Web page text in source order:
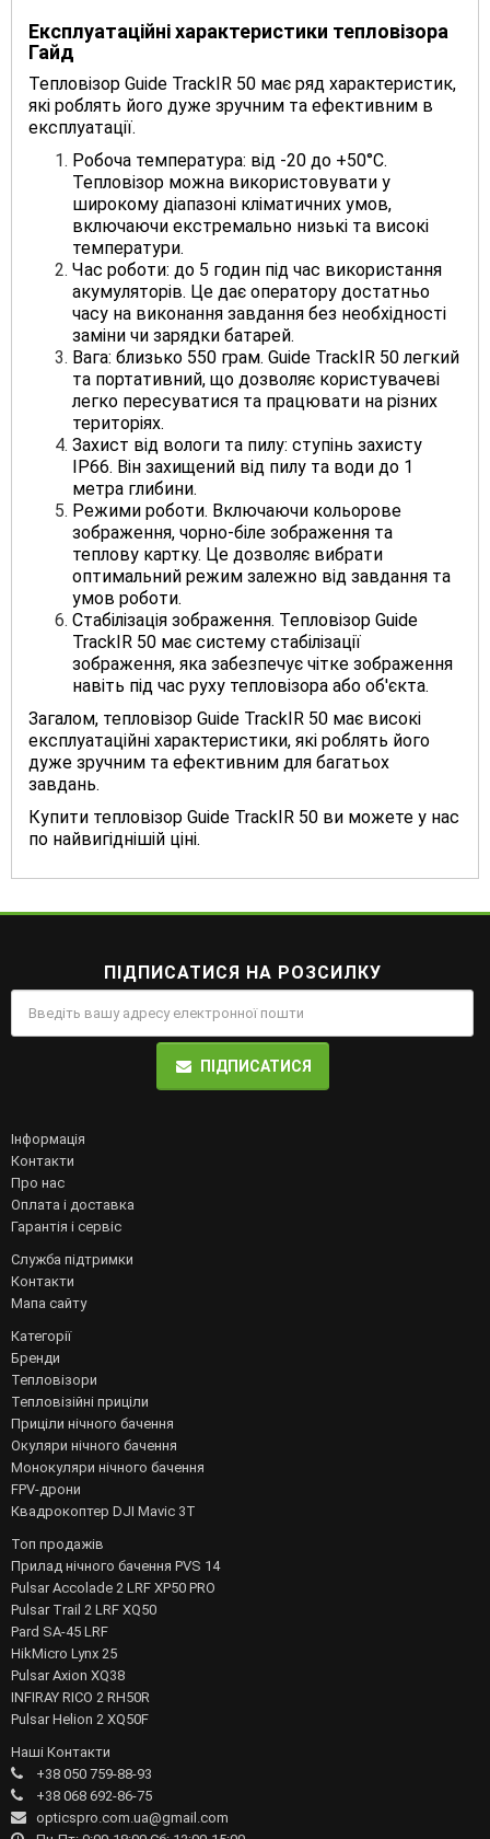
Експлуатаційні характеристики тепловізора
Гайд
Тепловізор Guide TrackIR 50 має ряд характеристик,
які роблять його дуже зручним та ефективним в
експлуатації.
Робоча температура: від -20 до +50°C.
Тепловізор можна використовувати у
широкому діапазоні кліматичних умов,
включаючи екстремально низькі та високі
температури.
Час роботи: до 5 годин під час використання
акумуляторів. Це дає оператору достатньо
часу на виконання завдання без необхідності
заміни чи зарядки батарей.
Вага: близько 550 грам. Guide TrackIR 50 легкий
та портативний, що дозволяє користувачеві
легко пересуватися та працювати на різних
територіях.
Захист від вологи та пилу: ступінь захисту
IP66. Він захищений від пилу та води до 1
метра глибини.
Режими роботи. Включаючи кольорове
зображення, чорно-біле зображення та
теплову картку. Це дозволяє вибрати
оптимальний режим залежно від завдання та
умов роботи.
Стабілізація зображення. Тепловізор Guide
TrackIR 50 має систему стабілізації
зображення, яка забезпечує чітке зображення
навіть під час руху тепловізора або об'єкта.
Загалом, тепловізор Guide TrackIR 50 має високі
експлуатаційні характеристики, які роблять його
дуже зручним та ефективним для багатьох
завдань.
Купити тепловізор Guide TrackIR 50 ви можете у нас
по найвигіднішій ціні.
ПІДПИСАТИСЯ НА РОЗСИЛКУ
ПІДПИСАТИСЯ
Інформація
Контакти
Про нас
Оплата і доставка
Гарантія і сервіс
Служба підтримки
Контакти
Мапа сайту
Категорії
Бренди
Тепловізори
Тепловізійні приціли
Приціли нічного бачення
Окуляри нічного бачення
Монокуляри нічного бачення
FPV-дрони
Квадрокоптер DJI Mavic 3T
Топ продажів
Прилад нічного бачення PVS 14
Pulsar Accolade 2 LRF XP50 PRO
Pulsar Trail 2 LRF XQ50
Pard SA-45 LRF
HikMicro Lynx 25
Pulsar Axion XQ38
INFIRAY RICO 2 RH50R
Pulsar Helion 2 XQ50F
Наші Контакти
+38 050 759-88-93
+38 068 692-86-75
opticspro.com.ua@gmail.com